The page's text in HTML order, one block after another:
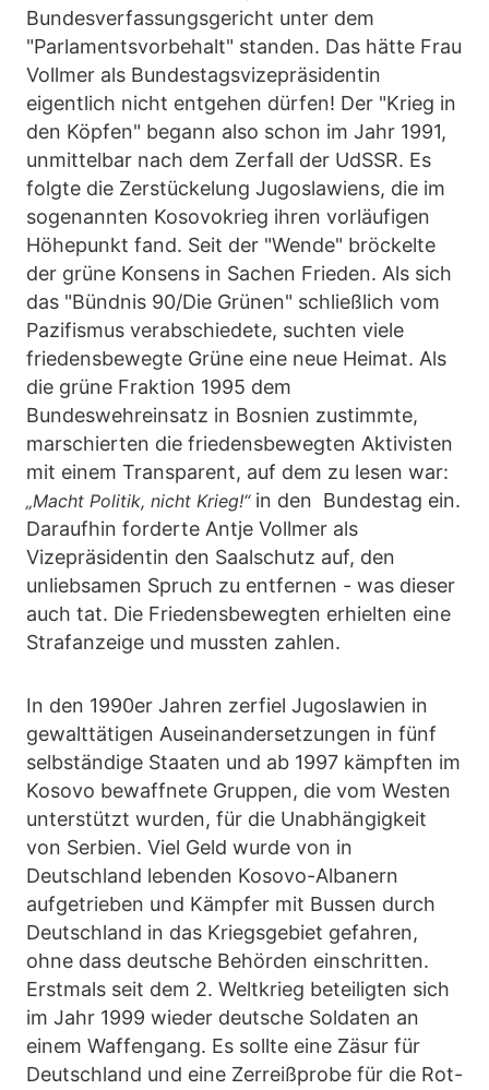
Bundesverfassungsgericht unter dem
"Parlamentsvorbehalt" standen. Das hätte Frau
Vollmer als Bundestagsvizepräsidentin
eigentlich nicht entgehen dürfen! Der "Krieg in
den Köpfen" begann also schon im Jahr 1991,
unmittelbar nach dem Zerfall der UdSSR. Es
folgte die Zerstückelung Jugoslawiens, die im
sogenannten Kosovokrieg ihren vorläufigen
Höhepunkt fand. Seit der "Wende" bröckelte
der grüne Konsens in Sachen Frieden. Als sich
das "Bündnis 90/Die Grünen" schließlich vom
Pazifismus verabschiedete, suchten viele
friedensbewegte Grüne eine neue Heimat. Als
die grüne Fraktion 1995 dem
Bundeswehreinsatz in Bosnien zustimmte,
marschierten die friedensbewegten Aktivisten
mit einem Transparent, auf dem zu lesen war:
„Macht Politik, nicht Krieg!“in den Bundestag ein.
Daraufhin forderte Antje Vollmer als
Vizepräsidentin den Saalschutz auf, den
unliebsamen Spruch zu entfernen - was dieser
auch tat. Die Friedensbewegten erhielten eine
Strafanzeige und mussten zahlen.
In den 1990er Jahren zerfiel Jugoslawien in
gewalttätigen Auseinandersetzungen in fünf
selbständige Staaten und ab 1997 kämpften im
Kosovo bewaffnete Gruppen, die vom Westen
unterstützt wurden, für die Unabhängigkeit
von Serbien. Viel Geld wurde von in
Deutschland lebenden Kosovo-Albanern
aufgetrieben und Kämpfer mit Bussen durch
Deutschland in das Kriegsgebiet gefahren,
ohne dass deutsche Behörden einschritten.
Erstmals seit dem 2. Weltkrieg beteiligten sich
im Jahr 1999 wieder deutsche Soldaten an
einem Waffengang. Es sollte eine Zäsur für
Deutschland und eine Zerreißprobe für die Rot-